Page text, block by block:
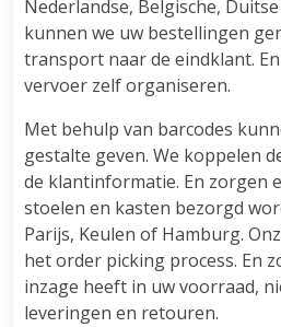
Nederlandse, Belgische,
kunnen we uw bestellingen
transport naar de eindklant.
vervoer zelf organiseren.
Met behulp van barcodes
gestalte geven. We koppelen
de klantinformatie. En zorgen
stoelen en kasten bezorgd
Parijs, Keulen of Hamburg.
het order picking process. En
inzage heeft in uw voorraad,
leveringen en retouren.